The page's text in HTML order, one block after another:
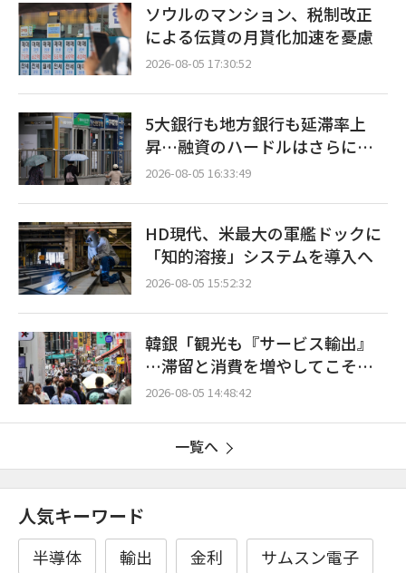
ソウルのマンション、税制改正
による伝貰の月貰化加速を憂慮
2026-08-05 17:30:52
5大銀行も地方銀行も延滞率上
昇…融資のハードルはさらに高
く
2026-08-05 16:33:49
HD現代、米最大の軍艦ドックに
「知的溶接」システムを導入へ
2026-08-05 15:52:32
韓銀「観光も『サービス輸出』
…滞留と消費を増やしてこそ成
長効果」
2026-08-05 14:48:42
一覧へ
人気キーワード
半導体 輸出 金利
サムスン電子